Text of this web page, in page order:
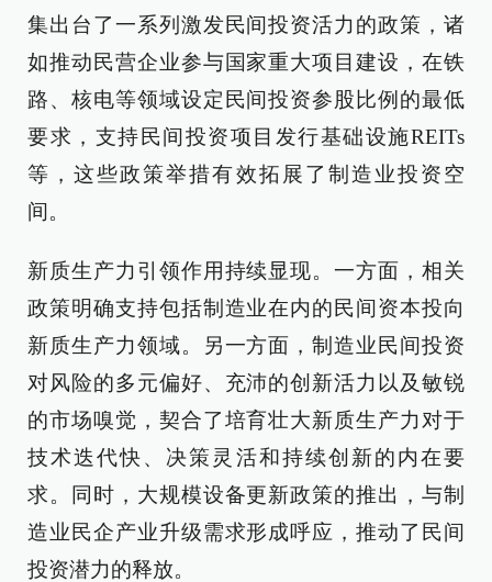
集出台了一系列激发民间投资活力的政策，诸
如推动民营企业参与国家重大项目建设，在铁
路、核电等领域设定民间投资参股比例的最低
要求，支持民间投资项目发行基础设施REITs
等，这些政策举措有效拓展了制造业投资空
间。
新质生产力引领作用持续显现。一方面，相关
政策明确支持包括制造业在内的民间资本投向
新质生产力领域。另一方面，制造业民间投资
对风险的多元偏好、充沛的创新活力以及敏锐
的市场嗅觉，契合了培育壮大新质生产力对于
技术迭代快、决策灵活和持续创新的内在要
求。同时，大规模设备更新政策的推出，与制
造业民企产业升级需求形成呼应，推动了民间
投资潜力的释放。